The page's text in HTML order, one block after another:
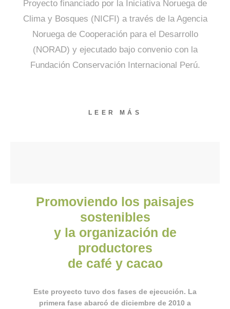
Proyecto financiado por la Iniciativa Noruega de
Clima y Bosques (NICFI) a través de la Agencia
Noruega de Cooperación para el Desarrollo
(NORAD) y ejecutado bajo convenio con la
Fundación Conservación Internacional Perú.
LEER MÁS
Promoviendo los paisajes
sostenibles
y la organización de
productores
de café y cacao
Este proyecto tuvo dos fases de ejecución. La
primera fase abarcó de diciembre de 2010 a